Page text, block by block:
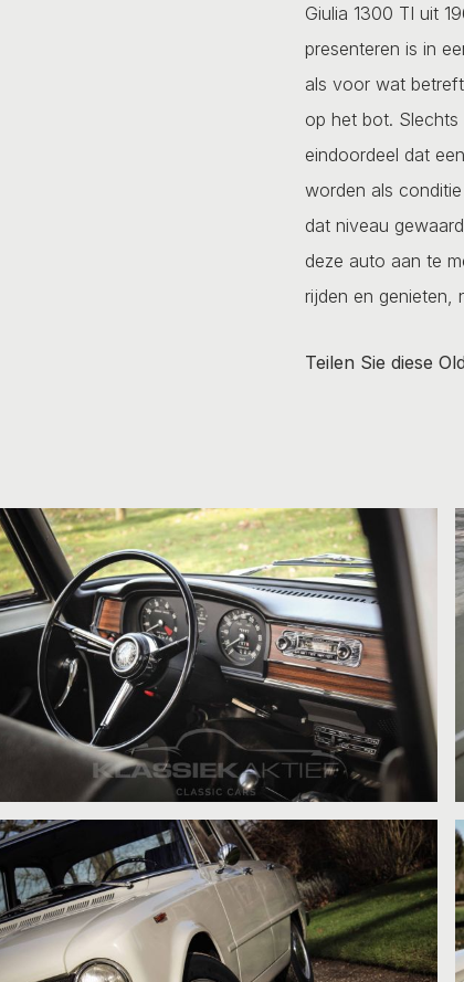
Giulia 1300 TI uit
presenteren is in
als voor wat
op het bot.
eindoordeel dat
worden als
dat niveau
deze auto aan te
rijden en genieten,
Teilen Sie diese